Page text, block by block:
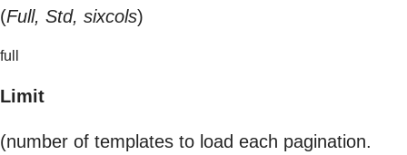
(Full, Std, sixcols)
full
Limit
(number of templates to load each pagination.